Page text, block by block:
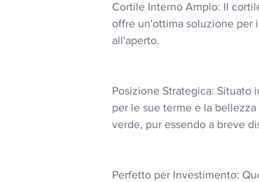
Cortile Interno Ampio: Il
offre un'ottima soluzione per
all'aperto.
Posizione Strategica: Situato
per le sue terme e la
verde, pur essendo a breve
Perfetto per Investimento: